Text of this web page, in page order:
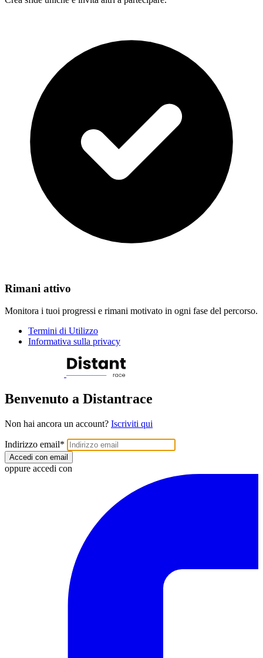
Rimani attivo
Monitora i tuoi progressi e rimani motivato in ogni fase del percorso.
Termini di Utilizzo
Informativa sulla privacy
Benvenuto a Distantrace
Non hai ancora un account? Iscriviti qui
Indirizzo email*
Accedi con email
oppure accedi con